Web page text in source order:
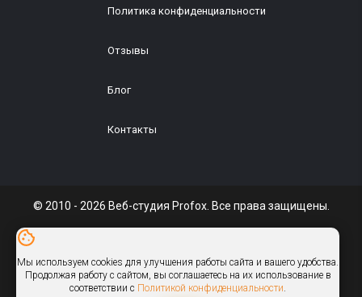
Политика конфиденциальности
Отзывы
Блог
Контакты
© 2010 - 2026 Веб-студия Profox. Все права защищены.
info@profox.by
Присоединяйтесь:
Мы используем cookies для улучшения работы сайта и вашего удобства.
Продолжая работу с сайтом, вы соглашаетесь на их использование в
соответствии с Политикой конфиденциальности.